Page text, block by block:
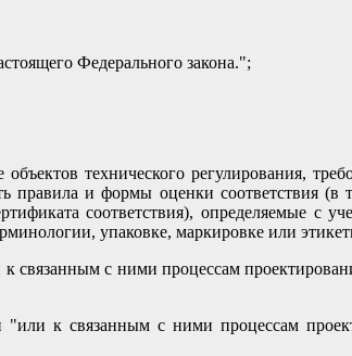
Федерального закона.";
технического регулирования,
правила и формы оценки соответствия
соответствия), определяемые с
упаковке, маркировке или
связанным с ними процессам
к связанным с ними процессам